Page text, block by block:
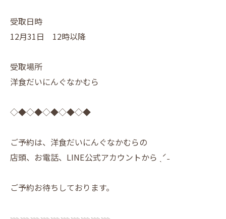
受取日時
12月31日 12時以降
受取場所
洋食だいにんぐなかむら
◇◆◇◆◇◆◇◆◇◆
ご予約は、洋食だいにんぐなかむらの
店頭、お電話、LINE公式アカウントから ˎˊ˗
ご予約お待ちしております。